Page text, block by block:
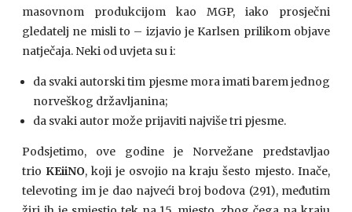
masovnom produkcijom kao MGP, iako prosječni
gledatelj ne misli to – izjavio je Karlsen prilikom objave
natječaja. Neki od uvjeta su i:
da svaki autorski tim pjesme mora imati barem jednog
norveškog državljanina;
da svaki autor može prijaviti najviše tri pjesme.
Podsjetimo, ove godine je Norvežane predstavljao
trio KEiiNO, koji je osvojio na kraju šesto mjesto. Inače,
televoting im je dao najveći broj bodova (291), međutim